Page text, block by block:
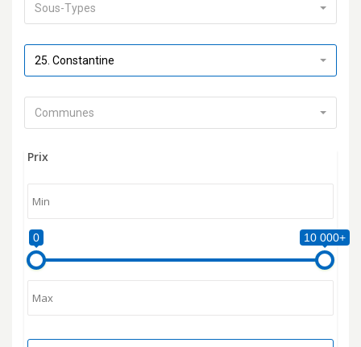
Sous-Types
25. Constantine
Communes
Prix
0 10 000+